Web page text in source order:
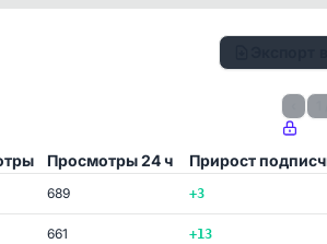
Просмотры 24 ч Прирост
689 +3
661 +13